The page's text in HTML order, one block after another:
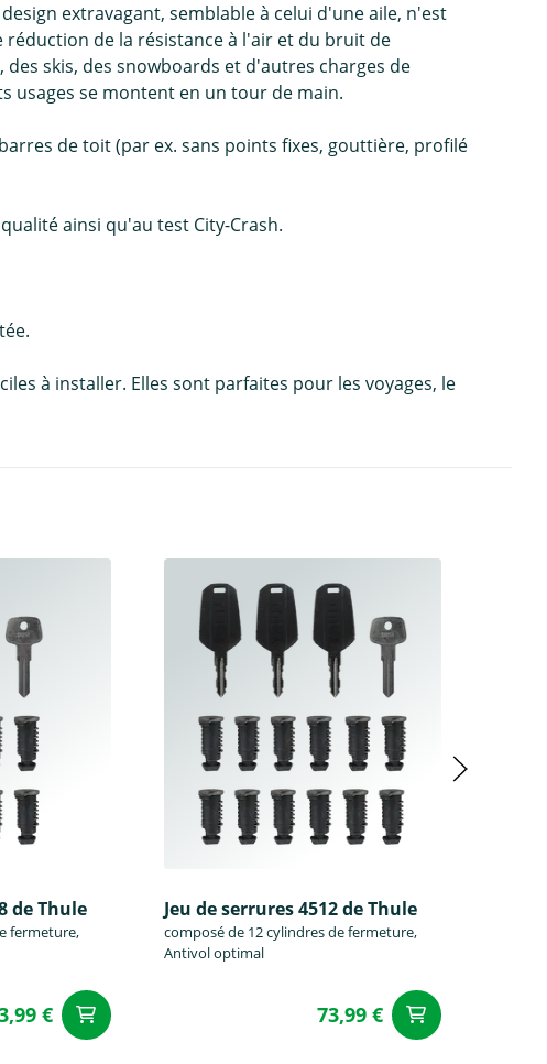
extravagant, semblable à celui d'une aile, n'est
de la résistance à l'air et du bruit de
skis, des snowboards et d'autres charges de
usages se montent en un tour de main.
de toit (par ex. sans points fixes, gouttière, profilé
ainsi qu'au test City-Crash.
à installer. Elles sont parfaites pour les voyages, le
de Thule
fermeture,
€
Jeu de serrures 4512 de Thule
composé de 12 cylindres de fermeture,
Antivol optimal
73,99 €